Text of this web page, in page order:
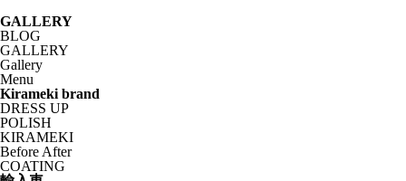
GALLERY
BLOG
GALLERY
Gallery
Menu
Kirameki brand
DRESS UP
POLISH
KIRAMEKI
Before After
COATING